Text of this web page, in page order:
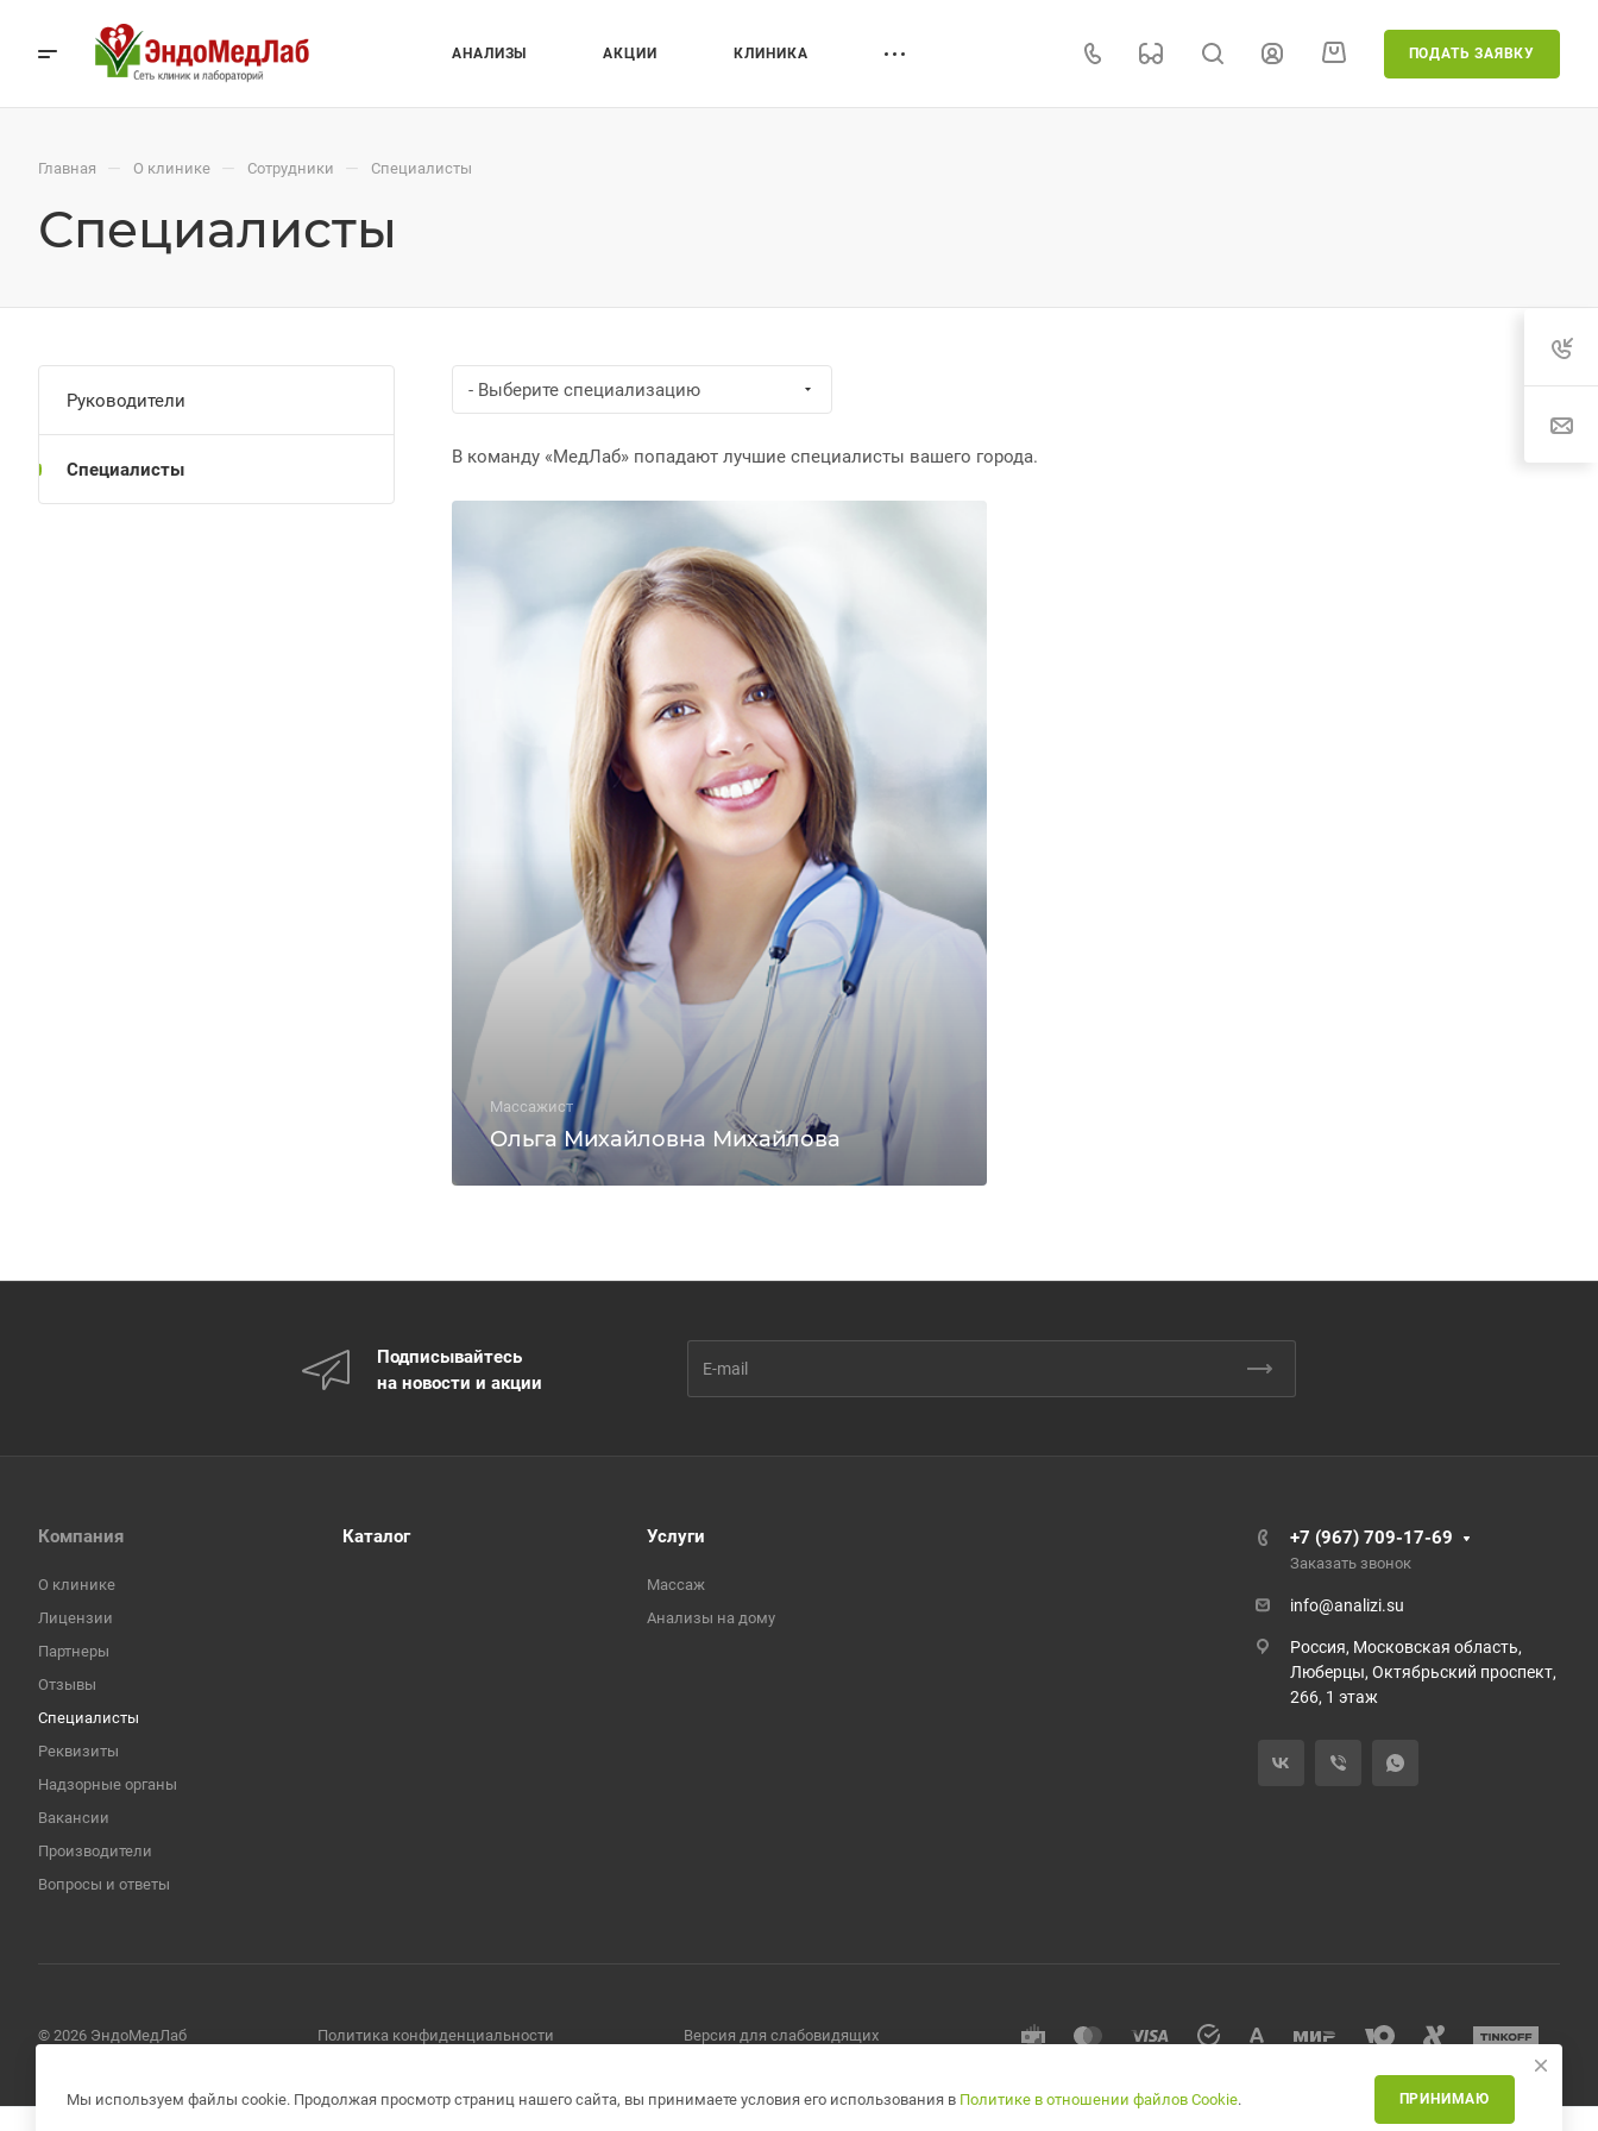
АНАЛИЗЫ АКЦИИ КЛИНИКА ПОДАТЬ ЗАЯВКУ
Главная — О клинике — Сотрудники — Специалисты
Специалисты
- Выберите специализацию
В команду «МедЛаб» попадают лучшие специалисты вашего города.
Массажист
Ольга Михайловна Михайлова
Руководители
Специалисты
Подписывайтесь
на новости и акции
Компания
О клинике
Лицензии
Партнеры
Отзывы
Специалисты
Реквизиты
Надзорные органы
Вакансии
Производители
Вопросы и ответы
Каталог Услуги
Массаж
Анализы на дому
+7 (967) 709-17-69
Заказать звонок
info@analizi.su
Россия, Московская область,
Люберцы, Октябрьский проспект,
266, 1 этаж
© 2026 ЭндоМедЛаб Политика конфиденциальности Версия для слабовидящих
Мы используем файлы cookie. Продолжая просмотр страниц нашего сайта, вы принимаете условия его использования в Политике в отношении файлов Cookie. ПРИНИМАЮ